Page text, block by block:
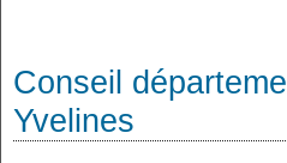
Conseil
Yvelines